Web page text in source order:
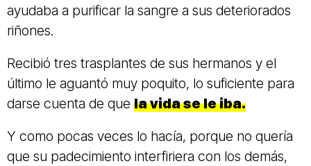
ayudaba a purificar la sangre a sus deteriorados
riñones.
Recibió tres trasplantes de sus hermanos y el
último le aguantó muy poquito, lo suficiente para
darse cuenta de que la vida se le iba.
Y como pocas veces lo hacía, porque no quería
que su padecimiento interfiriera con los demás,